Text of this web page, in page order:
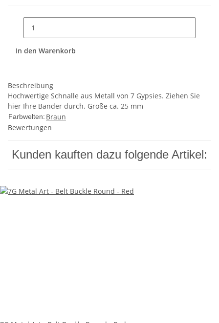
In den Warenkorb
Beschreibung
Hochwertige Schnalle aus Metall von 7 Gypsies. Ziehen Sie
hier Ihre Bänder durch. Größe ca. 25 mm
Farbwelten: Braun
Bewertungen
Kunden kauften dazu folgende Artikel: